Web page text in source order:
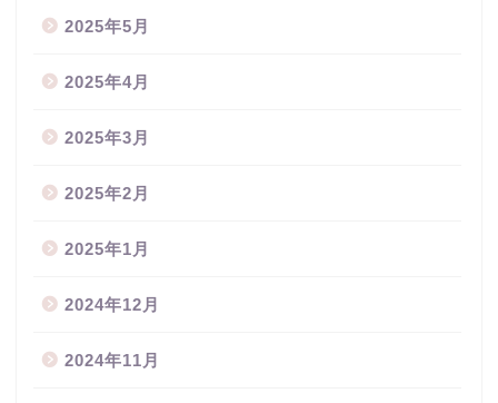
2025年5月
2025年4月
2025年3月
2025年2月
2025年1月
2024年12月
2024年11月